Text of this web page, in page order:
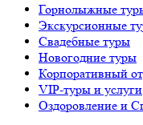
Горнолыжные
Экскурсионные
Свадебные туры
Новогодние туры
Корпоративный
VIP-туры и услуги
Оздоровление и